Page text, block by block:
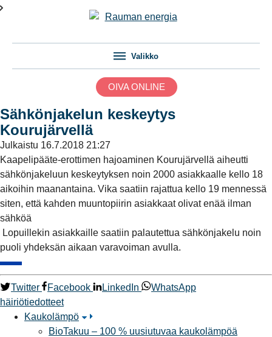
Valikko
OIVA ONLINE
Sähkönjakelun keskeytys
Kourujärvellä
Julkaistu 16.7.2018 21:27
Kaapelipääte-erottimen hajoaminen Kourujärvellä aiheutti
sähkönjakeluun keskeytyksen noin 2000 asiakkaalle kello 18
aikoihin maanantaina. Vika saatiin rajattua kello 19 mennessä
siten, että kahden muuntopiirin asiakkaat olivat enää ilman
sähköä
Lopuillekin asiakkaille saatiin palautettua sähkönjakelu noin
puoli yhdeksän aikaan varavoiman avulla.
Twitter Facebook LinkedIn
WhatsApp
häiriötiedotteet
Kaukolämpö
BioTakuu – 100 % uusiutuvaa kaukolämpöä